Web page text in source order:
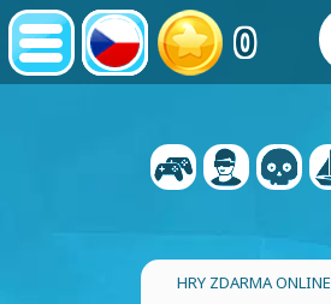
0
HRY ZDARMA ONLINE